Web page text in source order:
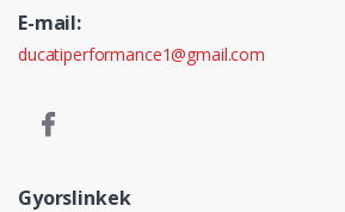
E-mail:
ducatiperformance1@gmail.com
Gyorslinkek